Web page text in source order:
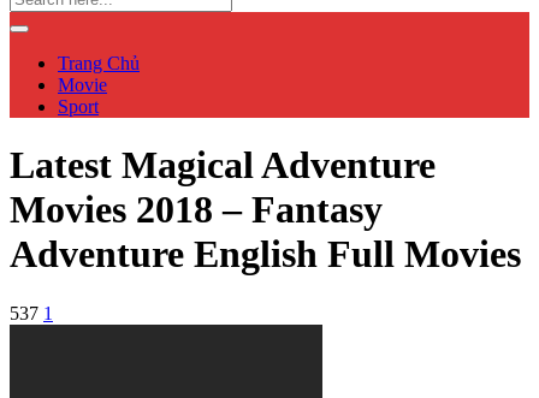
Trang Chủ
Movie
Sport
Latest Magical Adventure
Movies 2018 – Fantasy
Adventure English Full Movies
537 1